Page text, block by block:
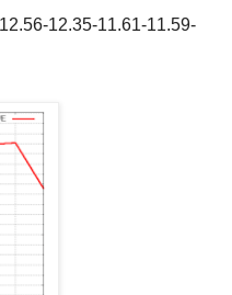
12.35-11.61-11.59-